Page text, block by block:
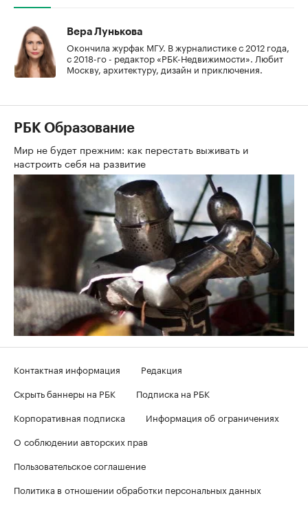
Вера Лунькова
Окончила журфак МГУ. В журналистике с 2012 года,
с 2018-го - редактор «РБК-Недвижимости». Любит
Москву, архитектуру, дизайн и приключения.
РБК Образование
Мир не будет прежним: как перестать выживать и
настроить себя на развитие
Контактная информация
Редакция
Скрыть баннеры на РБК
Подписка на РБК
Корпоративная подписка
Информация об ограничениях
О соблюдении авторских прав
Пользовательское соглашение
Политика в отношении обработки персональных данных